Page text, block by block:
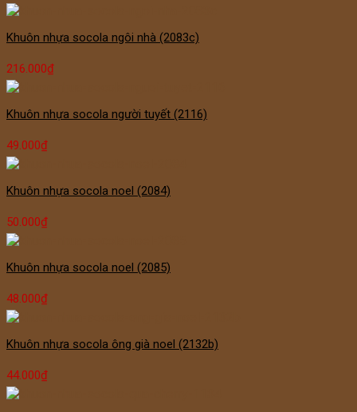
Khuôn nhựa socola ngôi nhà (2083c)
216.000₫
Khuôn nhựa socola người tuyết (2116)
49.000₫
Khuôn nhựa socola noel (2084)
50.000₫
Khuôn nhựa socola noel (2085)
48.000₫
Khuôn nhựa socola ông già noel (2132b)
44.000₫